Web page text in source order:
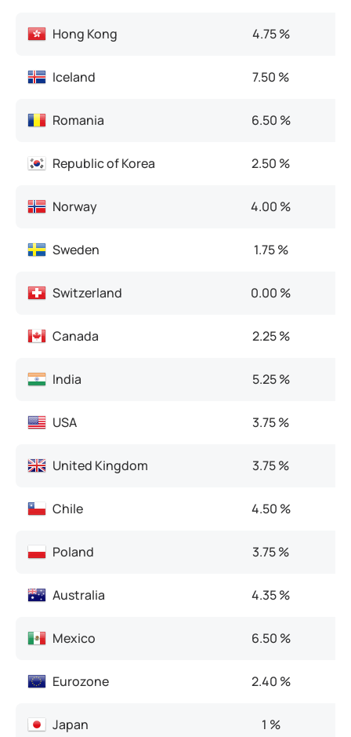
Hong Kong 4.75 %
Iceland 7.50 %
Romania 6.50 %
Republic of Korea 2.50 %
Norway 4.00 %
Sweden 1.75 %
Switzerland 0.00 %
Canada 2.25 %
India 5.25 %
USA 3.75 %
United Kingdom 3.75 %
Chile 4.50 %
Poland 3.75 %
Australia 4.35 %
Mexico 6.50 %
Eurozone 2.40 %
Japan 1 %